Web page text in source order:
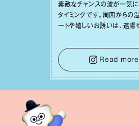
素敵なチャンスの波が⼀気に
タイミングです。周囲からの
ートや嬉しいお誘いは、遠慮
せになっていくイメージを持
踏み出して。⼀⼈⼀⼈の良い
ざり合い、ハッピーな未来が
いきます。
Read more